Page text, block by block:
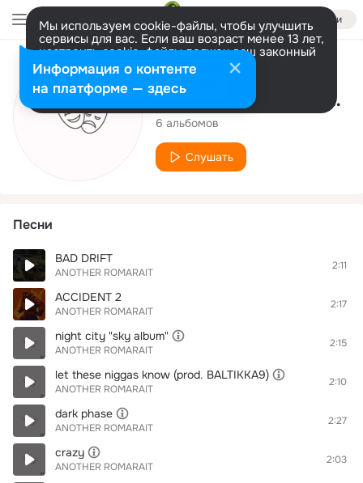
Войти
Мы используем cookie-файлы, чтобы улучшить
сервисы для вас. Если ваш возраст менее 13 лет,
настроить cookie-файлы должен ваш законный
представитель. Больше информации
Разрешить все Настроить
Исполнитель
ANOTHER ROMARAIT
6 альбомов
Слушать
Песни
BAD DRIFT
ANOTHER ROMARAIT
2:11
ACCIDENT 2
ANOTHER ROMARAIT
2:17
night city "sky album"
ANOTHER ROMARAIT
2:15
let these niggas know (prod. BALTIKKA9)
ANOTHER ROMARAIT
2:10
dark phase
ANOTHER ROMARAIT
2:27
crazy
ANOTHER ROMARAIT
2:03
Информация о контенте
на платформе — здесь